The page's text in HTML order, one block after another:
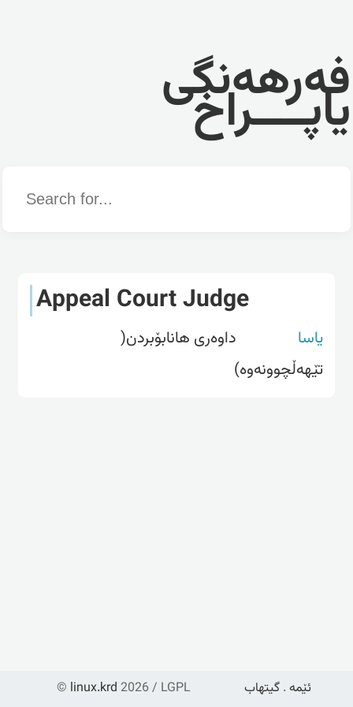
فەرهەنگی
یاپــــراخ
Word
Appeal Court Judge
یاسا
داوەری هانابۆبردن(
تێهەڵچوونەوە)
© linux.krd 2026 / LGPL ئێمە . گیتهاب